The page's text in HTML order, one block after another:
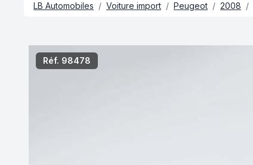
LB Automobiles / Voiture import / Peugeot / 2008 /
Réf. 98478